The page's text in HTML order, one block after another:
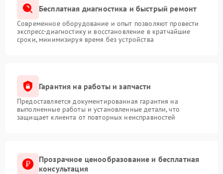
Бесплатная диагностика и быстрый ремонт
Современное оборудование и опыт позволяют провести
экспресс-диагностику и восстановление в кратчайшие
сроки, минимизируя время без устройства
Гарантия на работы и запчасти
Предоставляется документированная гарантия на
выполненные работы и установленные детали, что
защищает клиента от повторных неисправностей
Прозрачное ценообразование и бесплатная
консультация